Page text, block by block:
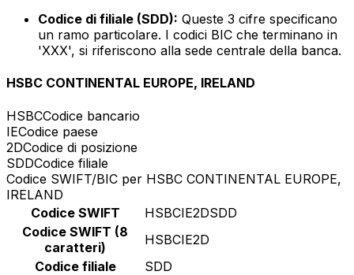
Codice di filiale (SDD): Queste 3 cifre specificano
un ramo particolare. I codici BIC che terminano in
'XXX', si riferiscono alla sede centrale della banca.
HSBC CONTINENTAL EUROPE, IRELAND
HSBCCodice bancario
IECodice paese
2DCodice di posizione
SDDCodice filiale
Codice SWIFT/BIC per HSBC CONTINENTAL EUROPE,
IRELAND
Codice SWIFT
HSBCIE2DSDD
Codice SWIFT (8
caratteri)
HSBCIE2D
Codice filiale
SDD